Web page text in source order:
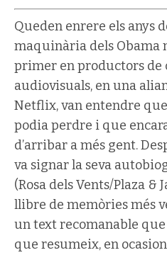
Queden enrere els anys
maquinària dels Obama
primer en productors de
audiovisuals, en una
Netflix, van entendre
podia perdre i que
d’arribar a més gent.
va signar la seva
(Rosa dels Vents/Plaza &
llibre de memòries més
un text recomanable
que resumeix, en